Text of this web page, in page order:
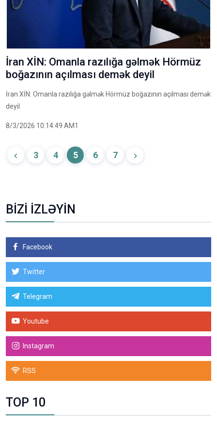
İran XİN: Omanla razılığa gəlmək Hörmüz
boğazının açılması demək deyil
İran XİN: Omanla razılığa gəlmək Hörmüz boğazının açılması demək
deyil
8/3/2026 10:14:49 AM1
3 4 5 6 7
BİZİ İZLƏYİN
Facebook
Twitter
Telegram
Youtube
Instagram
RSS
TOP 10